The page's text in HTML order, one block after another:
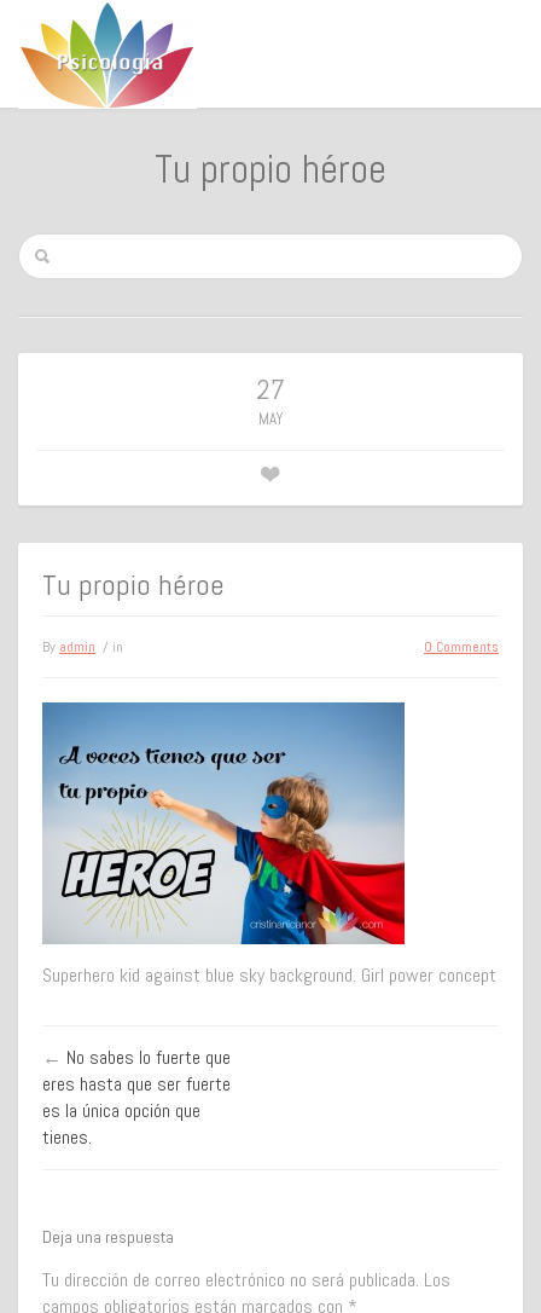
Tu propio héroe
27
MAY
Tu propio héroe
By admin / in 0 Comments
Superhero kid against blue sky background. Girl power concept
← No sabes lo fuerte que
eres hasta que ser fuerte
es la única opción que
tienes.
Deja una respuesta
Tu dirección de correo electrónico no será publicada. Los
campos obligatorios están marcados con *